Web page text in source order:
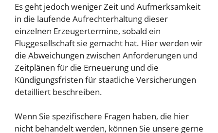
Es geht jedoch weniger Zeit und Aufmerksamkeit
in die laufende Aufrechterhaltung dieser
einzelnen Erzeugertermine, sobald ein
Fluggesellschaft sie gemacht hat. Hier werden wir
die Abweichungen zwischen Anforderungen und
Zeitplänen für die Erneuerung und die
Kündigungsfristen für staatliche Versicherungen
detailliert beschreiben.
Wenn Sie spezifischere Fragen haben, die hier
nicht behandelt werden, können Sie unsere gerne